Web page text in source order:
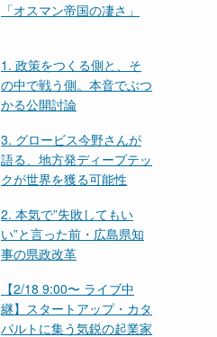
「オスマン帝国の凄さ」
1. 政策をつくる側と、そ
の中で戦う側。本音でぶつ
かる公開討論
3. グロービス今野さんが
語る、地方発ディープテッ
クが世界を獲る可能性
2. 本気で”失敗してもい
い”と言った前・広島県知
事の県政改革
【2/18 9:00〜 ライブ中
継】スタートアップ・カタ
パルトに集う気鋭の起業家